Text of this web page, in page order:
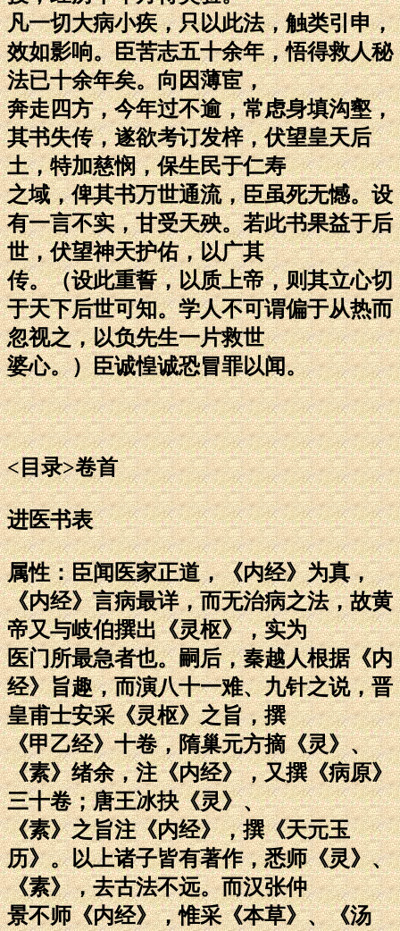
凡一切大病小疾，只以此法，触类引申，
效如影响。臣苦志五十余年，悟得救人秘
法已十余年矣。向因薄宦，
奔走四方，今年过不逾，常虑身填沟壑，
其书失传，遂欲考订发梓，伏望皇天后
土，特加慈悯，保生民于仁寿
之域，俾其书万世通流，臣虽死无憾。设
有一言不实，甘受天殃。若此书果益于后
世，伏望神天护佑，以广其
传。（设此重誓，以质上帝，则其立心切
于天下后世可知。学人不可谓偏于从热而
忽视之，以负先生一片救世
婆心。）臣诚惶诚恐冒罪以闻。
<目录>卷首
进医书表
属性：臣闻医家正道，《内经》为真，
《内经》言病最详，而无治病之法，故黄
帝又与岐伯撰出《灵枢》，实为
医门所最急者也。嗣后，秦越人根据《内
经》旨趣，而演八十一难、九针之说，晋
皇甫士安采《灵枢》之旨，撰
《甲乙经》十卷，隋巢元方摘《灵》、
《素》绪余，注《内经》，又撰《病原》
三十卷；唐王冰抉《灵》、
《素》之旨注《内经》，撰《天元玉
历》。以上诸子皆有著作，悉师《灵》、
《素》，去古法不远。而汉张仲
景不师《内经》，惟采《本草》、《汤